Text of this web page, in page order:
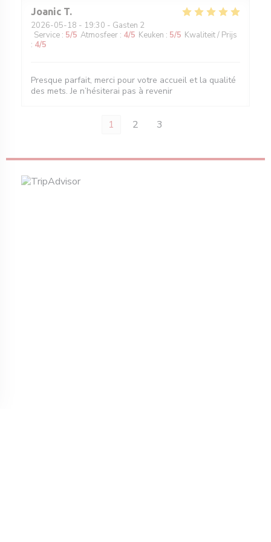
Joanic T
2026-05-18 - 19:30 - Gasten 2
Service : 5/5 Atmosfeer : 4/5 Keuken : 5/5 Kwaliteit / Prijs
: 4/5
Presque parfait, merci pour votre accueil et la qualité
des mets. Je n’hésiterai pas à revenir
1 2 3